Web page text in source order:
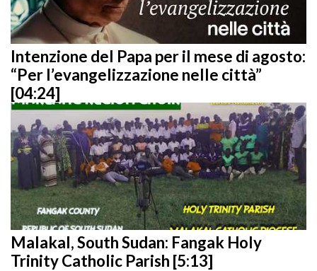
Intenzione del Papa per il mese di agosto:
“Per l’evangelizzazione nelle città”
[04:24]
Malakal, South Sudan: Fangak Holy
Trinity Catholic Parish [5:13]